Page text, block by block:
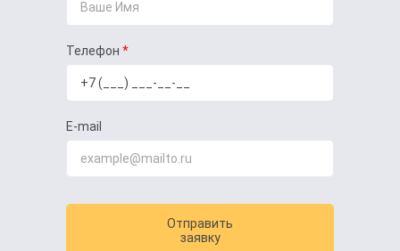
Телефон
E-mail
Отправить
заявку